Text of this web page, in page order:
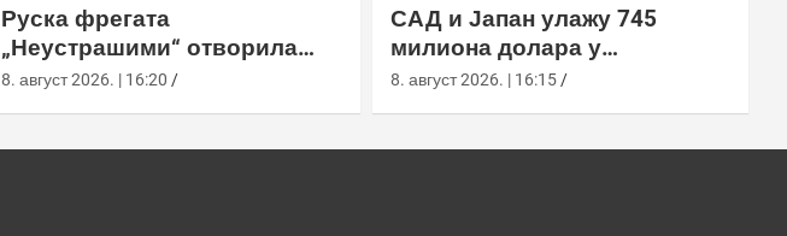
Руска фрегата
„Неустрашими“ отворила
ватру код британских вода,
8. август 2026. | 16:20
САД и Јапан улажу 745
милиона долара у
производњу пресретача
8. август 2026. | 16:15